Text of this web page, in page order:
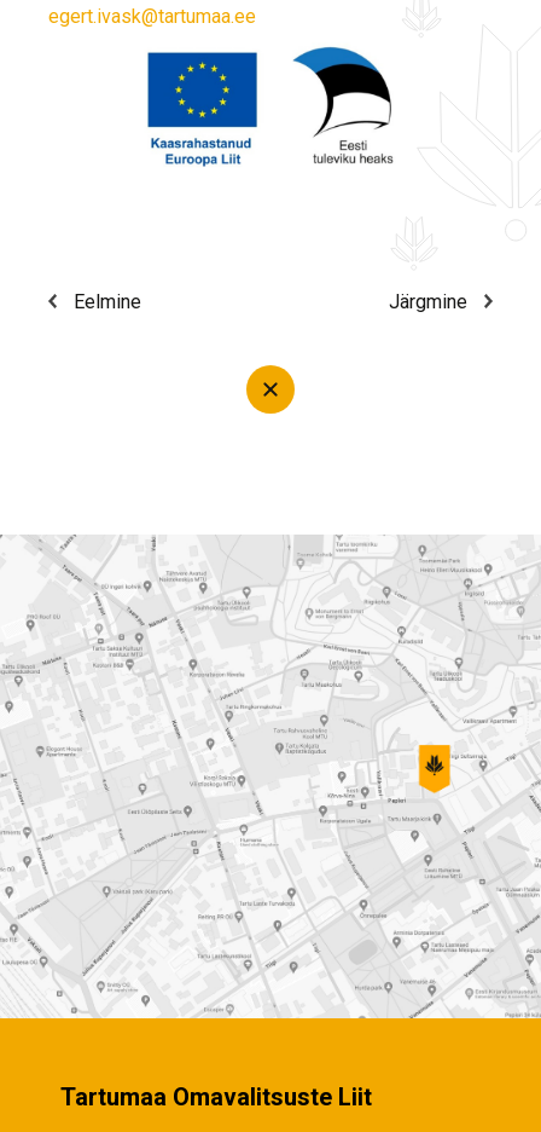
egert.ivask@tartumaa.ee
Eelmine Järgmine
Tartumaa Omavalitsuste Liit